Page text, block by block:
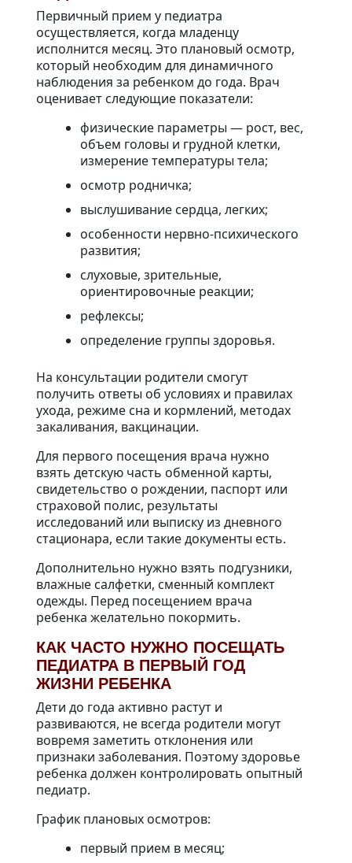
Первичный прием у педиатра
осуществляется, когда младенцу
исполнится месяц. Это плановый осмотр,
который необходим для динамичного
наблюдения за ребенком до года. Врач
оценивает следующие показатели:
физические параметры — рост, вес,
объем головы и грудной клетки,
измерение температуры тела;
осмотр родничка;
выслушивание сердца, легких;
особенности нервно-психического
развития;
слуховые, зрительные,
ориентировочные реакции;
рефлексы;
определение группы здоровья.
На консультации родители смогут
получить ответы об условиях и правилах
ухода, режиме сна и кормлений, методах
закаливания, вакцинации.
Для первого посещения врача нужно
взять детскую часть обменной карты,
свидетельство о рождении, паспорт или
страховой полис, результаты
исследований или выписку из дневного
стационара, если такие документы есть.
Дополнительно нужно взять подгузники,
влажные салфетки, сменный комплект
одежды. Перед посещением врача
ребенка желательно покормить.
КАК ЧАСТО НУЖНО ПОСЕЩАТЬ
ПЕДИАТРА В ПЕРВЫЙ ГОД
ЖИЗНИ РЕБЕНКА
Дети до года активно растут и
развиваются, не всегда родители могут
вовремя заметить отклонения или
признаки заболевания. Поэтому здоровье
ребенка должен контролировать опытный
педиатр.
График плановых осмотров:
первый прием в месяц;